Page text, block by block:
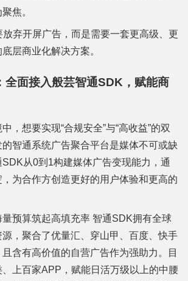
焦。
弃开屏广告，而是需要一套更高级、更
层商业化解决方案。
全面接入般芸智通SDK，赋能商
，想要实现“合规安全”与“高收益”的双
智通系统广告聚合平台是媒体不可或缺
从0到1构建媒体广告变现能力，通
为合作方创造更好的用户体验和更高的
预算筑起高填充率 智通SDK拥有全球
，聚合了优量汇、穿山甲、百度、快手
含有高价值的自营广告作为强助力。目
上百家APP，赋能日活万级以上的中腰